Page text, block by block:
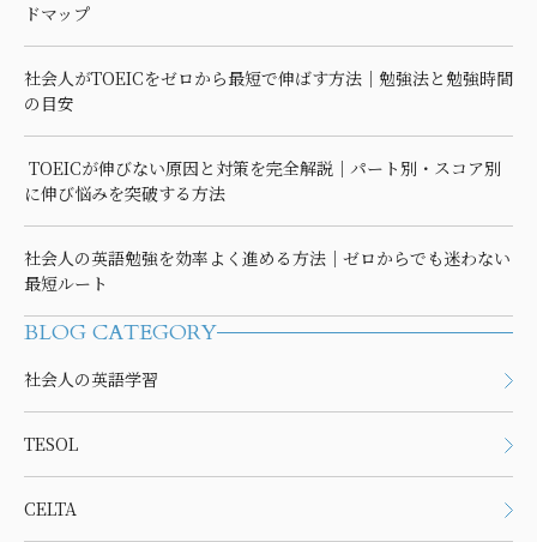
ドマップ
社会人がTOEICをゼロから最短で伸ばす方法｜勉強法と勉強時間
の目安
TOEICが伸びない原因と対策を完全解説｜パート別・スコア別
に伸び悩みを突破する方法
社会人の英語勉強を効率よく進める方法｜ゼロからでも迷わない
最短ルート
BLOG CATEGORY
社会人の英語学習
TESOL
CELTA